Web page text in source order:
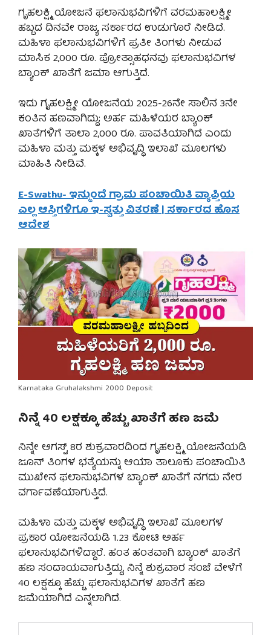
ಗೃಹಲಕ್ಷ್ಮಿ ಯೋಜನೆ ಫಲಾನುಭವಿಗಳಿಗೆ ವರಮಹಾಲಕ್ಷ್ಮೀ
ಹಬ್ಬದ ದಿನವೇ ರಾಜ್ಯ ಸರ್ಕಾರದ ಉಡುಗೊರೆ ನೀಡಿದೆ.
ಮಹಿಳಾ ಫಲಾನುಭವಿಗಳಿಗೆ ಪ್ರತೀ ತಿಂಗಳು ನೀಡುವ
ಮಾಸಿಕ 2,000 ರೂ. ಪ್ರೋತ್ಸಾಹಧನವು ಫಲಾನುಭವಿಗಳ
ಬ್ಯಾಂಕ್ ಖಾತೆಗೆ ಜಮಾ ಆಗುತ್ತಿದೆ.
ಇದು ಗೃಹಲಕ್ಷ್ಮೀ ಯೋಜನೆಯ 2025-26ನೇ ಸಾಲಿನ 3ನೇ
ಕಂತಿನ ಹಣವಾಗಿದ್ದು; ಅರ್ಹ ಮಹಿಳೆಯರ ಬ್ಯಾಂಕ್
ಖಾತೆಗಳಿಗೆ ತಾಲಾ 2,000 ರೂ. ಪಾವತಿಯಾಗಿದೆ ಎಂದು
ಮಹಿಳಾ ಮತ್ತು ಮಕ್ಕಳ ಅಭಿವೃದ್ಧಿ ಇಲಾಖೆ ಮೂಲಗಳು
ಮಾಹಿತಿ ನೀಡಿವೆ.
E-Swathu- ಇನ್ಮುಂದೆ ಗ್ರಾಮ ಪಂಚಾಯಿತಿ ವ್ಯಾಪ್ತಿಯ
ಎಲ್ಲ ಆಸ್ತಿಗಳಿಗೂ ಇ-ಸ್ವತ್ತು ವಿತರಣೆ | ಸರ್ಕಾರದ ಹೊಸ
ಆದೇಶ
Karnataka Gruhalakshmi 2000 Deposit
ನಿನ್ನೆ 40 ಲಕ್ಷಕ್ಕೂ ಹೆಚ್ಚು ಖಾತೆಗೆ ಹಣ ಜಮೆ
ನಿನ್ನೇ ಆಗಸ್ಟ್ 8ರ ಶುಕ್ರವಾರದಿಂದ ಗೃಹಲಕ್ಷ್ಮಿ ಯೋಜನೆಯಡಿ
ಜೂನ್ ತಿಂಗಳ ಭತ್ಯೆಯನ್ನು ಆಯಾ ತಾಲೂಕು ಪಂಚಾಯಿತಿ
ಮುಖೇನ ಫಲಾನುಭವಿಗಳ ಬ್ಯಾಂಕ್ ಖಾತೆಗೆ ನಗದು ನೇರ
ವರ್ಗಾವಣೆಯಾಗುತ್ತಿದೆ.
ಮಹಿಳಾ ಮತ್ತು ಮಕ್ಕಳ ಅಭಿವೃದ್ಧಿ ಇಲಾಖೆ ಮೂಲಗಳ
ಪ್ರಕಾರ ಯೋಜನೆಯಡಿ 1.23 ಕೋಟಿ ಅರ್ಹ
ಫಲಾನುಭವಿಗಳಿದ್ದಾರೆ. ಹಂತ ಹಂತವಾಗಿ ಬ್ಯಾಂಕ್ ಖಾತೆಗೆ
ಹಣ ಸಂದಾಯವಾಗುತ್ತಿದ್ದು, ನಿನ್ನೆ ಶುಕ್ರವಾರ ಸಂಜೆ ವೇಳೆಗೆ
40 ಲಕ್ಷಕ್ಕೂ ಹೆಚ್ಚು ಫಲಾನುಭವಿಗಳ ಖಾತೆಗೆ ಹಣ
ಜಮೆಯಾಗಿದೆ ಎನ್ನಲಾಗಿದೆ.